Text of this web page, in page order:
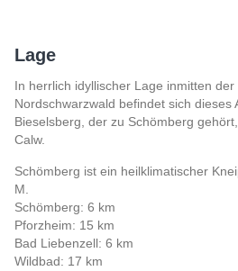
Lage
In herrlich idyllischer Lage inmitten
Nordschwarzwald befindet sich dieses
Bieselsberg, der zu Schömberg
Calw.
Schömberg ist ein heilklimatischer
M.
Schömberg: 6 km
Pforzheim: 15 km
Bad Liebenzell: 6 km
Wildbad: 17 km